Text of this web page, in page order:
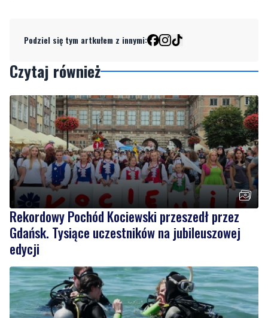
Podziel się tym artkułem z innymi:
Czytaj również
Rekordowy Pochód Kociewski przeszedł przez
Gdańsk. Tysiące uczestników na jubileuszowej
edycji